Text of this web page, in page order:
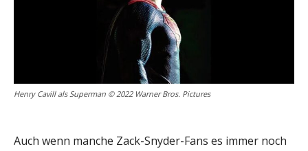
Henry Cavill als Superman © 2022 Warner Bros. Pictures
Auch wenn manche Zack-Snyder-Fans es immer noch